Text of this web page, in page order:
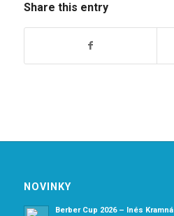
Share this entry
NOVINKY
Berber Cup 2026 – Inés Kramná